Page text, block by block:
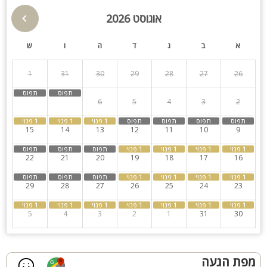
בריכת שחייה (מגודרת) מחוממת מקורה עם תאורה לילית בגודל 12
שולחן כדורגל
שולחן פינג פונג
ריהוט גן
קהל יעד:
אחוזת ינון מתאימה לקבוצות, משפחות, זוגות והציבור הדתי (בית
כנסת במרחק הליכה).
לינה עד 30 איש.
לא מתאים למסיבות!
אוגוסט 2026
א ב ג ד ה ו ש
26
27
28
29
30
31
1
2
3
4
5
6
9
10
11
12
13
14
15
16
17
18
19
20
21
22
23
24
25
26
27
28
29
30
31
1
2
3
4
5
מפת הגעה